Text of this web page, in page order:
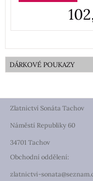
DÁRKOVÉ POUKAZY
Zlatnictví Sonáta Tachov
Náměstí Republiky 60
34701 Tachov
Obchodní oddělení:
zlatnictvi-